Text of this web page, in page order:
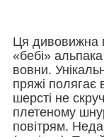
Ця дивовижна
«бебі»
вовни.
пряжі полягає
шерсті не
плетеному
повітрям.